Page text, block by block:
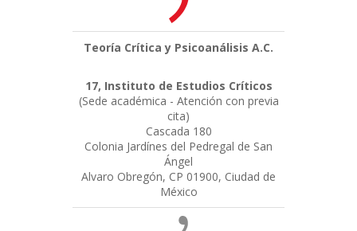
Teoría Crítica y Psicoanálisis A.C.
17, Instituto de Estudios Críticos
(Sede académica - Atención con previa
cita)
Cascada 180
Colonia Jardínes del Pedregal de San
Ángel
Alvaro Obregón, CP 01900, Ciudad de
México